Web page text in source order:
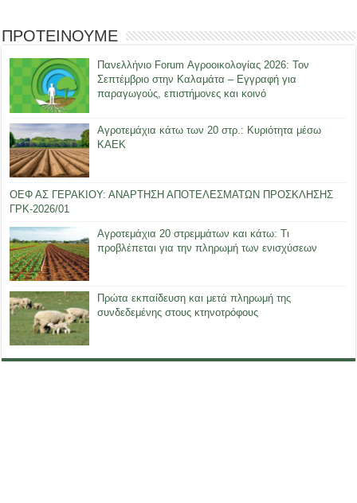
ΠΡΟΤΕΙΝΟΥΜΕ
Πανελλήνιο Forum Αγροοικολογίας 2026: Τον
Σεπτέμβριο στην Καλαμάτα – Εγγραφή για
παραγωγούς, επιστήμονες και κοινό
Αγροτεμάχια κάτω των 20 στρ.: Κυριότητα μέσω
ΚΑΕΚ
ΟΕΦ ΑΣ ΓΕΡΑΚΙΟΥ: ΑΝΑΡΤΗΣΗ ΑΠΟΤΕΛΕΣΜΑΤΩΝ ΠΡΟΣΚΛΗΣΗΣ
ΓΡΚ-2026/01
Αγροτεμάχια 20 στρεμμάτων και κάτω: Τι
προβλέπεται για την πληρωμή των ενισχύσεων
Πρώτα εκπαίδευση και μετά πληρωμή της
συνδεδεμένης στους κτηνοτρόφους